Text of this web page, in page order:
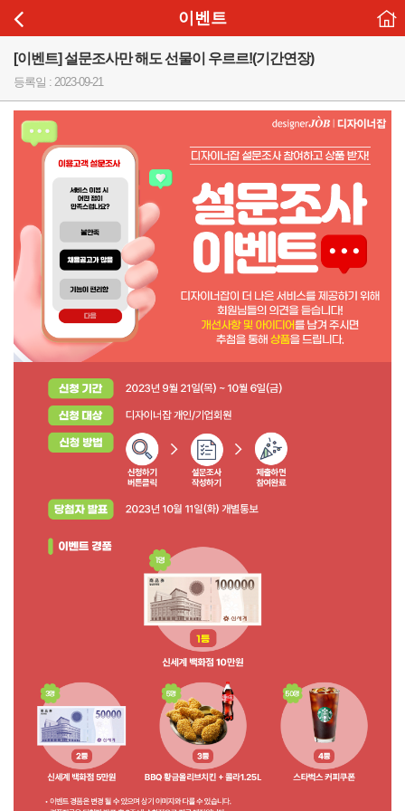
이벤트
[이벤트] 설문조사만 해도 선물이 우르르!(기간연장)
등록일 : 2023-09-21